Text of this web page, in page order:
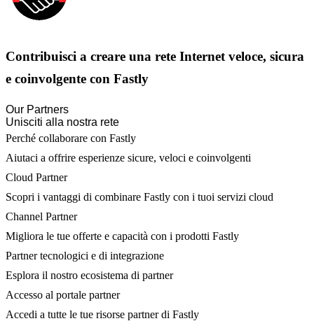
Contribuisci a creare una rete Internet veloce, sicura
e coinvolgente con Fastly
Our Partners
Unisciti alla nostra rete
Perché collaborare con Fastly
Aiutaci a offrire esperienze sicure, veloci e coinvolgenti
Cloud Partner
Scopri i vantaggi di combinare Fastly con i tuoi servizi cloud
Channel Partner
Migliora le tue offerte e capacità con i prodotti Fastly
Partner tecnologici e di integrazione
Esplora il nostro ecosistema di partner
Accesso al portale partner
Accedi a tutte le tue risorse partner di Fastly